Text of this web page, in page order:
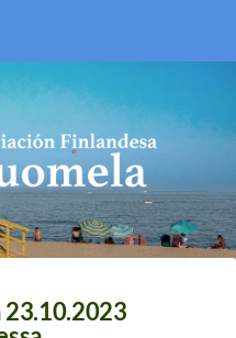
Finlandesa Suomela
23.10.2023